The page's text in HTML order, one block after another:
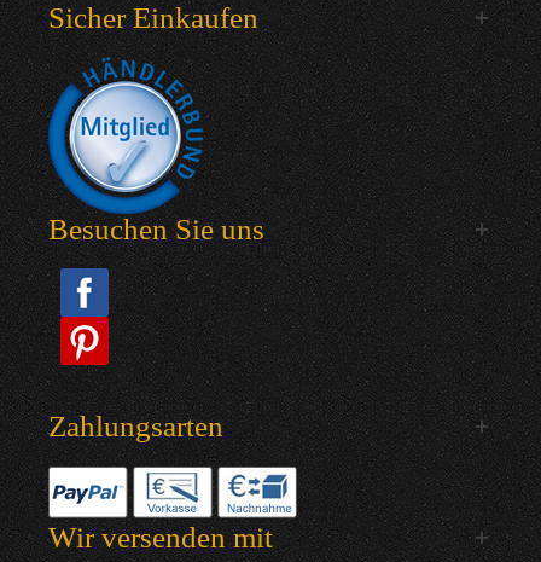
Sicher Einkaufen
Besuchen Sie uns
Zahlungsarten
Wir versenden mit